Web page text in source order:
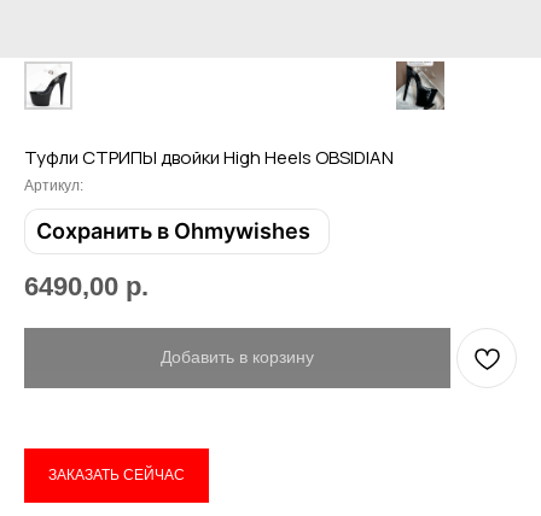
Привет! Дарим тебе -10% на первую
покупку! Подпишись на нашу рассылку
Туфли СТРИПЫ двойки High Heels OBSIDIAN
Артикул:
Сохранить в Ohmywishes
6490,00 р.
Добавить в корзину
ЗАКАЗАТЬ СЕЙЧАС